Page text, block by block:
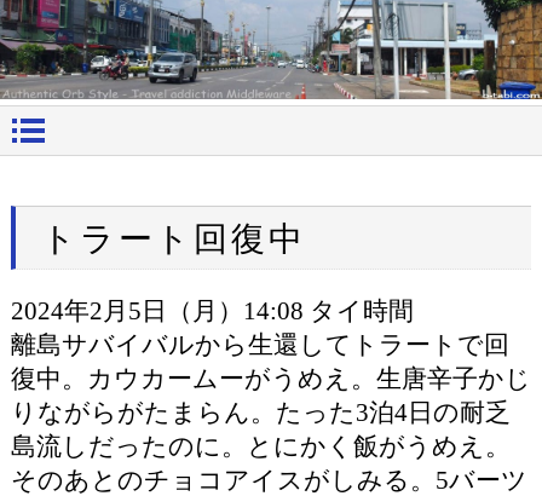
トラート回復中
2024年2月5日（月）14:08 タイ時間
離島サバイバルから生還してトラートで回
復中。カウカームーがうめえ。生唐辛子かじ
りながらがたまらん。たった3泊4日の耐乏
島流しだったのに。とにかく飯がうめえ。
そのあとのチョコアイスがしみる。5バーツ